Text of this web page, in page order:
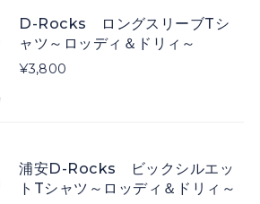
D-Rocks ロングスリーブTシ
ャツ～ロッディ＆ドリィ～
¥3,800
浦安D-Rocks ビックシルエッ
トTシャツ～ロッディ＆ドリィ～